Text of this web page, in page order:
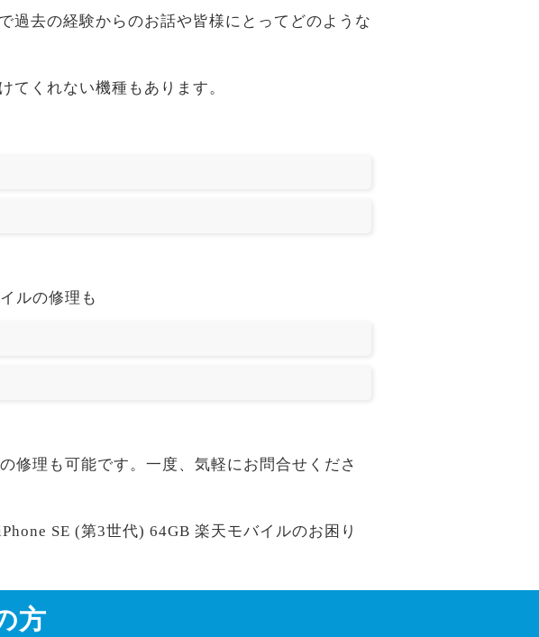
過去の経験からのお話や皆様にとってどのような
てくれない機種もあります。
ルの修理も
修理も可能です。一度、気軽にお問合せくださ
SE (第3世代) 64GB 楽天モバイルのお困り
方